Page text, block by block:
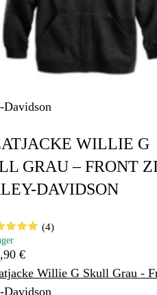
Davidson
WILLIE G
GRAU – FRONT
DAVIDSON
(4)
€